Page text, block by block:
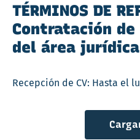
TÉRMINOS DE
Contratación
del área jurídica
Recepción de CV: Hasta el